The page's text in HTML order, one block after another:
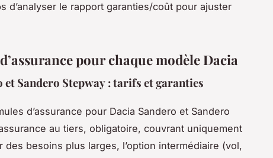
d’analyser le rapport garanties/coût pour ajuster
pour chaque modèle Dacia
et Sandero Stepway : tarifs et garanties
d’assurance pour Dacia Sandero et Sandero
au tiers, obligatoire, couvrant uniquement
des besoins plus larges, l’option intermédiaire (vol,